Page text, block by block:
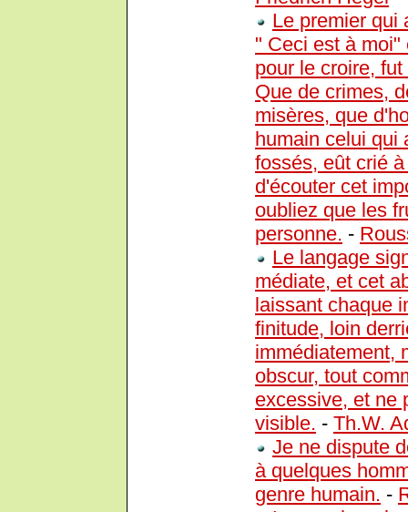
Le premier qui
" Ceci est à moi"
pour le croire,
Que de crimes,
misères, que
humain celui qui
fossés, eût crié
d'écouter cet
oubliez que les
personne. -
Le langage
médiate, et cet
laissant chaque
finitude, loin
immédiatement,
obscur, tout
excessive, et ne
visible. - Th.W.
Je ne dispute
à quelques
genre humain. -